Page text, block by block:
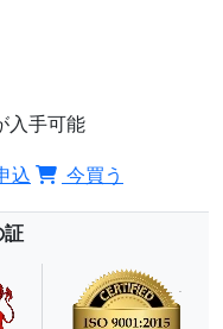
入手可能
込 今買う
証